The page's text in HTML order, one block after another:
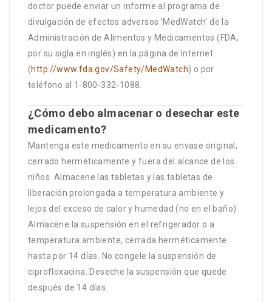
doctor puede enviar un informe al programa de
divulgación de efectos adversos 'MedWatch' de la
Administración de Alimentos y Medicamentos (FDA,
por su sigla en inglés) en la página de Internet
(http://www.fda.gov/Safety/MedWatch) o por
teléfono al 1-800-332-1088.
¿Cómo debo almacenar o desechar este
medicamento?
Mantenga este medicamento en su envase original,
cerrado herméticamente y fuera del alcance de los
niños. Almacene las tabletas y las tabletas de
liberación prolongada a temperatura ambiente y
lejos del exceso de calor y humedad (no en el baño).
Almacene la suspensión en el refrigerador o a
temperatura ambiente, cerrada herméticamente
hasta por 14 días. No congele la suspensión de
ciprofloxacina. Deseche la suspensión que quede
después de 14 días.